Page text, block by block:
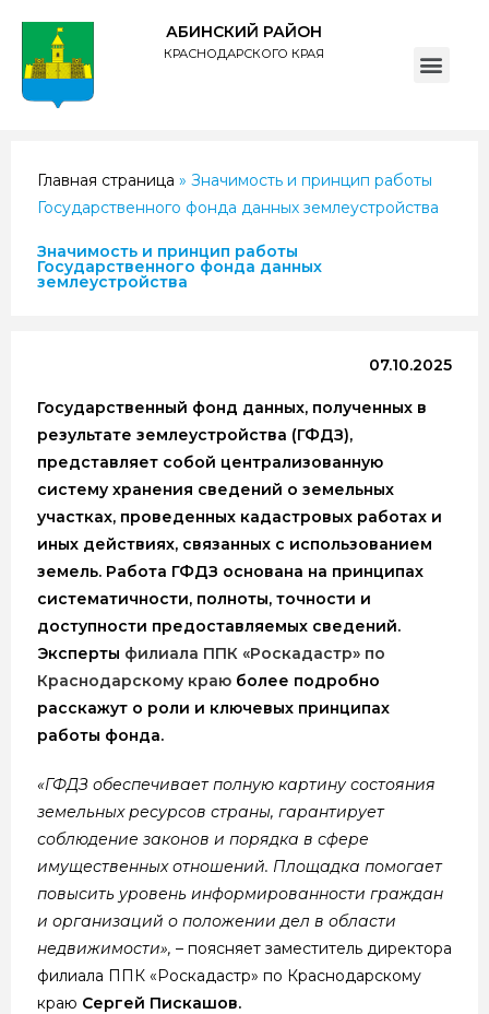
АБИНСКИЙ РАЙОН
КРАСНОДАРСКОГО КРАЯ
Главная страница » Значимость и принцип работы
Государственного фонда данных землеустройства
Значимость и принцип работы
Государственного фонда данных
землеустройства
07.10.2025
Государственный фонд данных, полученных в
результате землеустройства (ГФДЗ),
представляет собой централизованную
систему хранения сведений о земельных
участках, проведенных кадастровых работах и
иных действиях, связанных с использованием
земель. Работа ГФДЗ основана на принципах
систематичности, полноты, точности и
доступности предоставляемых сведений.
Эксперты филиала ППК «Роскадастр» по
Краснодарскому краю более подробно
расскажут о роли и ключевых принципах
работы фонда.
«ГФДЗ обеспечивает полную картину состояния
земельных ресурсов страны, гарантирует
соблюдение законов и порядка в сфере
имущественных отношений. Площадка помогает
повысить уровень информированности граждан
и организаций о положении дел в области
недвижимости», – поясняет заместитель директора
филиала ППК «Роскадастр» по Краснодарскому
краю Сергей Пискашов.